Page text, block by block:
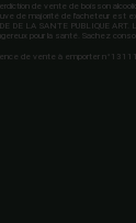
de vente de boisson
de majorité de l'acheteur est
DE LA SANTE PUBLIQUE
pour la santé. Sachez
de vente à emporter